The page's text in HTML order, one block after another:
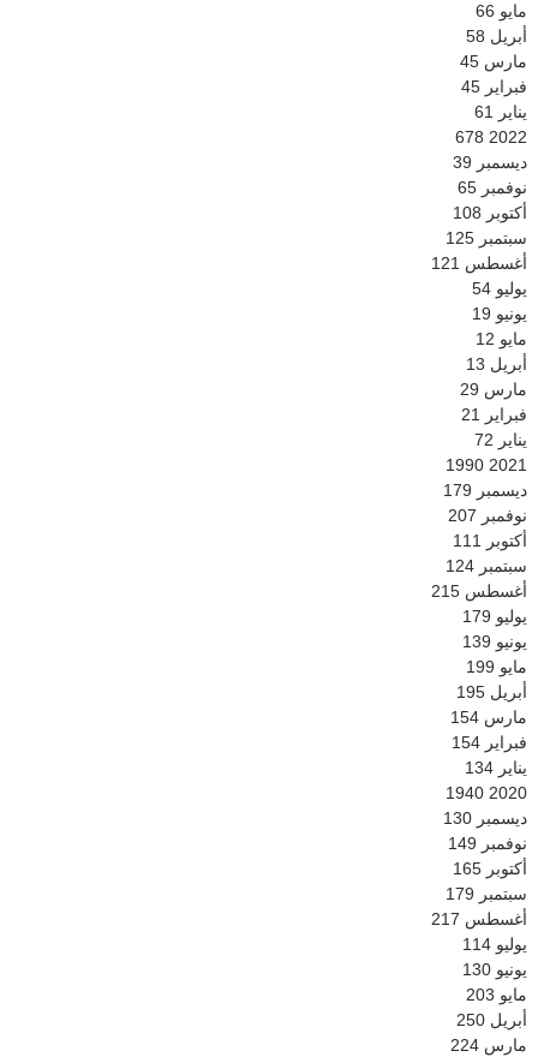
مايو 66
أبريل 58
مارس 45
فبراير 45
يناير 61
2022
678
ديسمبر 39
نوفمبر 65
أكتوبر 108
سبتمبر 125
أغسطس 121
يوليو 54
يونيو 19
مايو 12
أبريل 13
مارس 29
فبراير 21
يناير 72
2021
1990
ديسمبر 179
نوفمبر 207
أكتوبر 111
سبتمبر 124
أغسطس 215
يوليو 179
يونيو 139
مايو 199
أبريل 195
مارس 154
فبراير 154
يناير 134
2020
1940
ديسمبر 130
نوفمبر 149
أكتوبر 165
سبتمبر 179
أغسطس 217
يوليو 114
يونيو 130
مايو 203
أبريل 250
مارس 224